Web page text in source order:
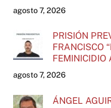
agosto 7, 2026
PRISIÓN
FRANCISCO
FEMINICIDIO
agosto 7, 2026
ÁNGEL